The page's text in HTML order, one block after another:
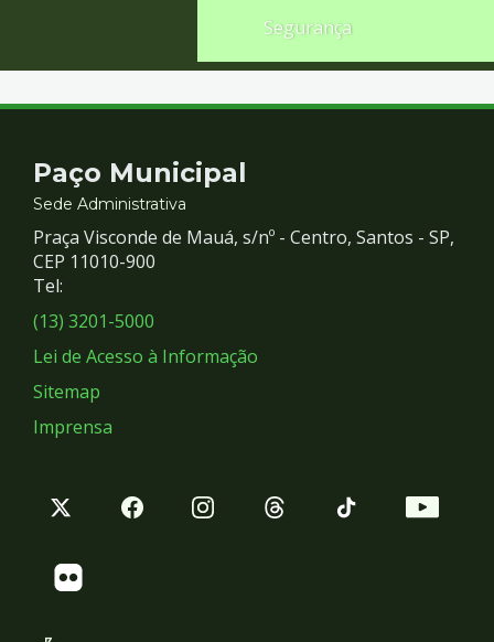
Segurança
Contato
e
Redes
Sociais
Paço Municipal
Sede Administrativa
Praça Visconde de Mauá, s/nº - Centro, Santos - SP,
CEP 11010-900
Tel:
(13) 3201-5000
Lei de Acesso à Informação
Sitemap
Imprensa